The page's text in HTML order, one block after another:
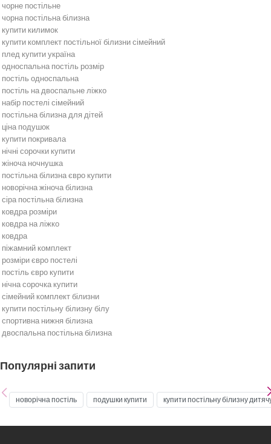
чорне постільне
чорна постільна білизна
купити килимок
купити комплект постільної білизни сімейний
плед купити україна
односпальна постіль розмір
постіль односпальна
постіль на двоспальне ліжко
набір постелі сімейний
постільна білизна для дітей
ціна подушок
купити покривала
нічні сорочки купити
жіноча ночнушка
постільна білизна євро купити
новорічна жіноча білизна
сіра постільна білизна
ковдра розміри
ковдра на ліжко
ковдра
піжамний комплект
розміри євро постелі
постіль євро купити
нічна сорочка купити
сімейний комплект білизни
купити постільну білизну білу
спортивна нижня білизна
двоспальна постільна білизна
Біла постільна білизна
Бордова постільна білизна
Блакитна постільна білизна
Популярні запити
новорічна постіль подушки купити купити постільну білизну